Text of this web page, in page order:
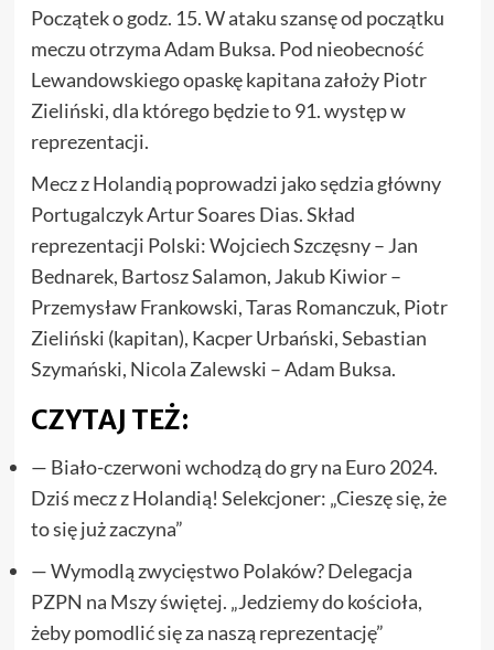
Początek o godz. 15. W ataku szansę od początku
meczu otrzyma Adam Buksa. Pod nieobecność
Lewandowskiego opaskę kapitana założy Piotr
Zieliński, dla którego będzie to 91. występ w
reprezentacji.
Mecz z Holandią poprowadzi jako sędzia główny
Portugalczyk Artur Soares Dias. Skład
reprezentacji Polski: Wojciech Szczęsny – Jan
Bednarek, Bartosz Salamon, Jakub Kiwior –
Przemysław Frankowski, Taras Romanczuk, Piotr
Zieliński (kapitan), Kacper Urbański, Sebastian
Szymański, Nicola Zalewski – Adam Buksa.
CZYTAJ TEŻ:
— Biało-czerwoni wchodzą do gry na Euro 2024.
Dziś mecz z Holandią! Selekcjoner: „Cieszę się, że
to się już zaczyna”
— Wymodlą zwycięstwo Polaków? Delegacja
PZPN na Mszy świętej. „Jedziemy do kościoła,
żeby pomodlić się za naszą reprezentację”